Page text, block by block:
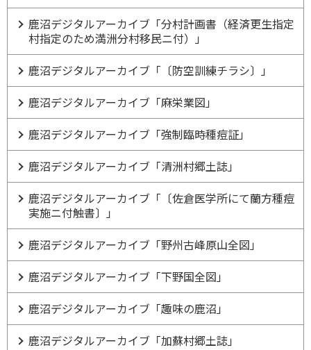
鹿沼デジタルアーカイブ「分村計画書（経済更生指定
村指定のため満洲分村移民ニ付）」
鹿沼デジタルアーカイブ「〔防空訓練チラシ〕」
鹿沼デジタルアーカイブ「麻栄業図」
鹿沼デジタルアーカイブ「強制臨時種痘証」
鹿沼デジタルアーカイブ「清洲村郷土誌」
鹿沼デジタルアーカイブ「〔佐倉医学所にて蘭方種痘
実施ニ付触書〕」
鹿沼デジタルアーカイブ「野州古峰原山全図」
鹿沼デジタルアーカイブ「下野国全図」
鹿沼デジタルアーカイブ「趣味の鹿沼」
鹿沼デジタルアーカイブ「加蘇村郷土誌」